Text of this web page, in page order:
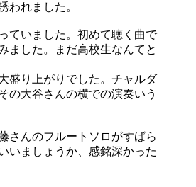
われました。
ていました。初めて聴く曲で
ました。まだ高校生なんてと
盛り上がりでした。チャルダ
の大谷さんの横での演奏いう
さんのフルートソロがすばら
いましょうか、感銘深かった